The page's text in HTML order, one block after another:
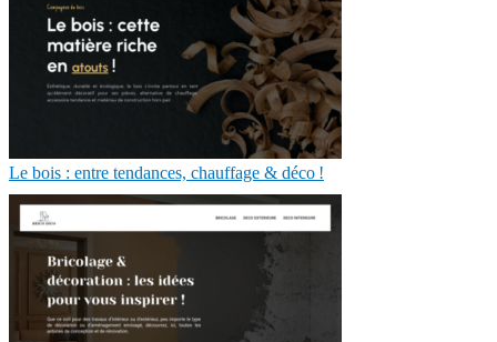
Le bois : entre tendances, chauffage & déco !